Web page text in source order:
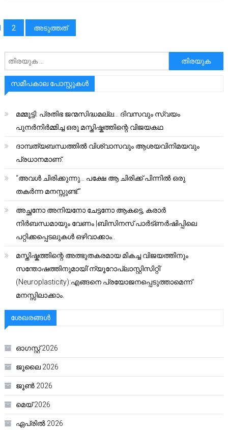
2 അടുത്തത്
അനേഷിക്കുക
സമീപകാല പോസ്റ്റുകൾ
മമ്മൂട്ടി: പ്രതിഭ ജന്മസിദ്ധമല്ല… ദിവസവും സ്വയം
പുനർനിർമ്മിച്ച ഒരു മസ്തിഷ്കത്തിന്റെ വിജയകഥ
ദാമ്പത്യബന്ധത്തിൽ വിശ്വാസവും ആശയവിനിമയവും
പ്രധാനമാണ്.
“അവൾ ചിരിക്കുന്നു… പക്ഷേ ആ ചിരിക്ക് പിന്നിൽ ഒരു
തകർന്ന മനസ്സുണ്ട്.”
അച്ഛനോ അനിയനോ ചേട്ടനോ ആകട്ടെ, കരാർ
നിർബന്ധമായും വേണം |ബിസിനസ് പാർട്ണർഷിപ്പിലെ
പറ്റിക്കപ്പെടലുകൾ ഒഴിവാക്കാം..
മസ്തിഷ്കത്തിന്റെ അത്ഭുതകരമായ മികച്ച വിജയത്തിനും
സന്തോഷത്തിനുമായി’ന്യൂറോപ്ലാസ്റ്റിസിറ്റി’
(Neuroplasticity):എങ്ങനെ പ്രയോജനപ്പെടുത്താമെന്ന്
മനസ്സിലാക്കാം.
ശേഖരങ്ങൾ
ഓഗസ്റ്റ്‌ 2026
ജൂലൈ 2026
ജൂൺ 2026
മെയ്‌ 2026
ഏപ്രിൽ 2026